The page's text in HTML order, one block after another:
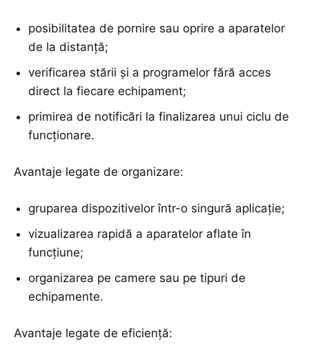
posibilitatea de pornire sau oprire a aparatelor
de la distanță;
verificarea stării și a programelor fără acces
direct la fiecare echipament;
primirea de notificări la finalizarea unui ciclu de
funcționare.
Avantaje legate de organizare:
gruparea dispozitivelor într-o singură aplicație;
vizualizarea rapidă a aparatelor aflate în
funcțiune;
organizarea pe camere sau pe tipuri de
echipamente.
Avantaje legate de eficiență: